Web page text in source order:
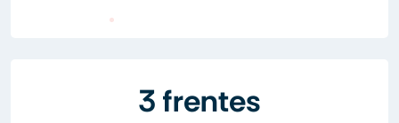
3 frentes